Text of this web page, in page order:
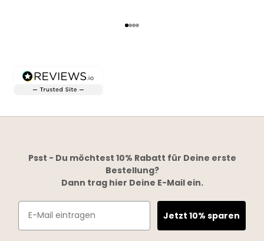
Gehe zu Element 1
Gehe zu Element 2
Gehe zu Element 3
Gehe zu Element 4
Psst - Du möchtest 10% Rabatt für Deine erste
Bestellung?
Dann trag hier Deine E-Mail ein.
Email
Jetzt 10% sparen